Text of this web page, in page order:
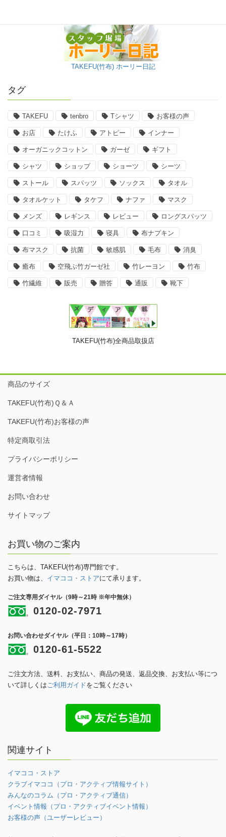
TAKEFU(竹布) ホーリー日記
タグ
TAKEFU tenbro Tシャツ お客様の声
お店 たけふ アトピー インナー
オーガニックコットン ガーゼ ギフト
シャツ ショップ ショーツ シーツ
ストール スパッツ ソックス タオル
タオルケット タケフ ナファ マスク
メンズ レギンス レビュー ロングスパッツ
口コミ 吸湿力 寝具 布ナプキン
布マスク 抗菌 敏感肌 毛布 消臭
癒布 空飛ぶ竹ガーゼ社 竹レーヨン 竹布
竹繊維 販売 贈答 通販 靴下
TAKEFU(竹布)全商品取扱店
商品のサイズ
TAKEFU(竹布)Ｑ＆Ａ
TAKEFU(竹布)お客様の声
特定商取引法
プライバシーポリシー
運営者情報
お問い合わせ
サイトマップ
お買い物のご案内
こちらは、TAKEFU(竹布)専門館です。
お買い物は、 イマココ・ストアにて承ります。
ご注文専用ダイヤル（9時～21時 ※年中無休）
0120-02-7971
お問い合わせダイヤル（平日：10時～17時）
0120-61-5522
ご注文方法、送料、お支払い、商品の発送、返品交換、お支払い等につ
いて詳しくはご利用ガイドをご覧ください
関連サイト
イマココ・ストア
クラブイマココ（プロ・アクティブ情報サイト）
みんなのコラム（プロ・アクティブ通信）
イベント情報（プロ・アクティブイベント情報）
お客様の声（ユーザーレビュー）